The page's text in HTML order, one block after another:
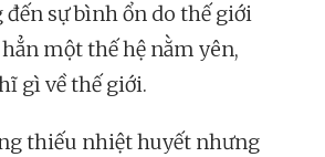
sự bình ổn do thế giới
hẳn một thế hệ nằm yên,
gì về thế giới.
thiếu nhiệt huyết nhưng